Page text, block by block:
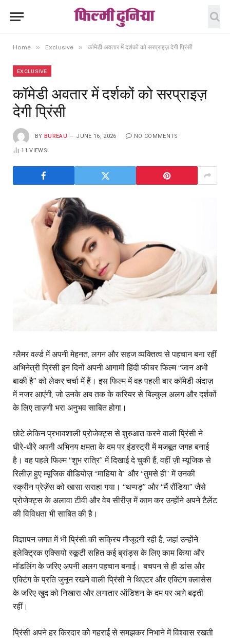
Home » Exclusive » कॉमेडी अवतार में दर्शकों को सरप्राइज़ देगी प्रिंसी
EXCLUSIVE
कॉमेडी अवतार में दर्शकों को सरप्राइज़
देगी प्रिंसी
BY BUREAU JUNE 16, 2026 NO COMMENTS
11VIEWS
ग्लैमर वर्ल्ड में अपनी मेहनत, लगन और सहज व्यक्तित्व से पहचान बना रहीं
अभिनेत्री प्रिंसी इन दिनों अपनी आगामी हिंदी फीचर फिल्म “जान अभी
बाकी है” को लेकर चर्चा में हैं। इस फिल्म में वह पहली बार कॉमेडी अंदाज़
में नजर आएंगी, जो उनके अब तक के करियर से बिल्कुल अलग और दर्शकों
के लिए ताज़गी भरा अनुभव साबित होगा।
छोटे लेकिन प्रभावशाली प्रोजेक्ट्स से शुरुआत करने वाली प्रिंसी ने
धीरे-धीरे अपनी अभिनय क्षमता के दम पर इंडस्ट्री में मजबूत जगह बनाई
है। वह पहले फिल्म “शुभ रात्रि” में दिखाई दे चुकी हैं, वहीं ज़ी म्यूजिक से
रिलीज़ हुए म्यूजिक वीडियोज़ “माहिया वे” और “तुमसे ही” में उनकी
स्क्रीन प्रेज़ेंस को खासा सराहा गया। “थप्पड़” और “मैं रौंडिया” जैसे
प्रोजेक्ट्स के अलावा टीवी और वेब सीरीज़ में काम कर उन्होंने अपने टैलेंट
की विविधता भी साबित की है।
विज्ञापन जगत में भी प्रिंसी की सक्रिय मौजूदगी रही है, जहां उन्होंने
इलेक्ट्रिक एक्सियो स्कूटी सहित कई ब्रांड्स के लिए काम किया और
मॉडलिंग के जरिए अपनी अलग पहचान बनाई। बचपन से ही डांस और
एक्टिंग के प्रति जुनून रखने वाली प्रिंसी ने थिएटर और एक्टिंग क्लासेस
के जरिए खुद को निखारा और लगातार ऑडिशन के दम पर आगे बढ़ती
रहीं।
प्रिंसी अपने हर किरदार को गहराई से समझकर निभाने में विश्वास रखती